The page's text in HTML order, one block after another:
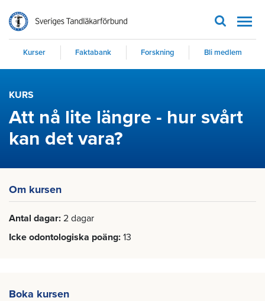
Kurser Faktabank Forskning Bli medlem
KURS
Att nå lite längre - hur svårt
kan det vara?
Om kursen
Antal dagar 2 dagar
Icke odontologiska poäng 13
Boka kursen